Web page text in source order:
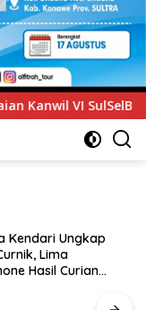
Luncurkan
Kendari Ungkap
Lima
Hasil Curian